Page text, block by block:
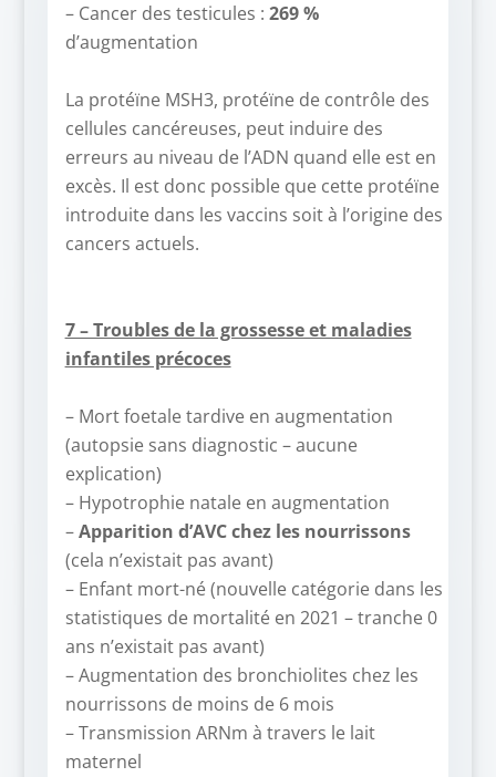
– Cancer des testicules : 269 %
d’augmentation
La protéïne MSH3, protéïne de contrôle des
cellules cancéreuses, peut induire des
erreurs au niveau de l’ADN quand elle est en
excès. Il est donc possible que cette protéïne
introduite dans les vaccins soit à l’origine des
cancers actuels.
7 – Troubles de la grossesse et maladies
infantiles précoces
– Mort foetale tardive en augmentation
(autopsie sans diagnostic – aucune
explication)
– Hypotrophie natale en augmentation
–Apparition d’AVC chez les nourrissons
(cela n’existait pas avant)
– Enfant mort-né (nouvelle catégorie dans les
statistiques de mortalité en 2021 – tranche 0
ans n’existait pas avant)
– Augmentation des bronchiolites chez les
nourrissons de moins de 6 mois
– Transmission ARNm à travers le lait
maternel